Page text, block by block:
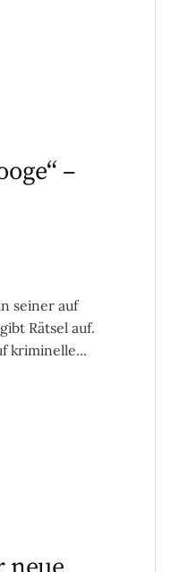
–
seiner auf
Rätsel auf.
kriminelle...